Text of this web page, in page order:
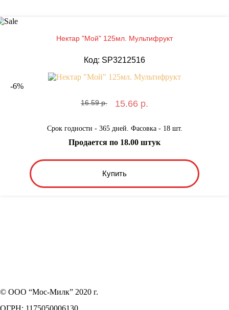
Нектар "Мой" 125мл. Мультифрукт
Код: SP3212516
-6%
16.59 р. 15.66 р.
Срок годности - 365 дней. Фасовка - 18 шт.
Купить
Продается по 18.00 штук
© ООО “Мос-Милк” 2020 г.
ОГРН: 1175050006130